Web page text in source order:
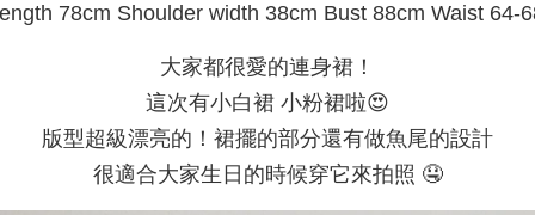
78cm Shoulder width 38cm Bust 88cm Waist 64-
大家都很愛的連身裙！
這次有小白裙 小粉裙啦😍
版型超級漂亮的！裙擺的部分還有做魚尾的設計
很適合大家生日的時候穿它來拍照 🤤